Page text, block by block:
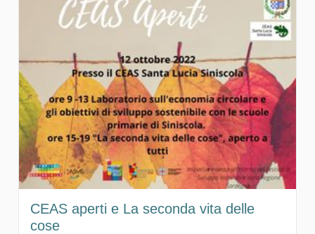
CEAS aperti e La seconda vita delle
cose